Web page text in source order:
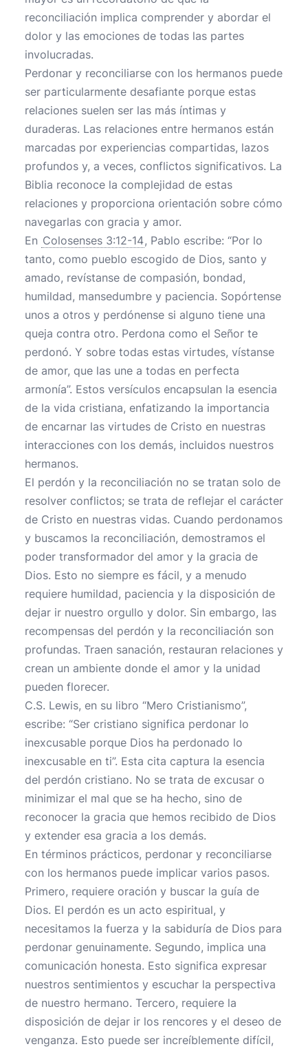
reconciliación implica comprender y abordar el
dolor y las emociones de todas las partes
involucradas.
Perdonar y reconciliarse con los hermanos puede
ser particularmente desafiante porque estas
relaciones suelen ser las más íntimas y
duraderas. Las relaciones entre hermanos están
marcadas por experiencias compartidas, lazos
profundos y, a veces, conflictos significativos. La
Biblia reconoce la complejidad de estas
relaciones y proporciona orientación sobre cómo
navegarlas con gracia y amor.
En Colosenses 3:12-14, Pablo escribe: “Por lo
tanto, como pueblo escogido de Dios, santo y
amado, revístanse de compasión, bondad,
humildad, mansedumbre y paciencia. Sopórtense
unos a otros y perdónense si alguno tiene una
queja contra otro. Perdona como el Señor te
perdonó. Y sobre todas estas virtudes, vístanse
de amor, que las une a todas en perfecta
armonía”. Estos versículos encapsulan la esencia
de la vida cristiana, enfatizando la importancia
de encarnar las virtudes de Cristo en nuestras
interacciones con los demás, incluidos nuestros
hermanos.
El perdón y la reconciliación no se tratan solo de
resolver conflictos; se trata de reflejar el carácter
de Cristo en nuestras vidas. Cuando perdonamos
y buscamos la reconciliación, demostramos el
poder transformador del amor y la gracia de
Dios. Esto no siempre es fácil, y a menudo
requiere humildad, paciencia y la disposición de
dejar ir nuestro orgullo y dolor. Sin embargo, las
recompensas del perdón y la reconciliación son
profundas. Traen sanación, restauran relaciones y
crean un ambiente donde el amor y la unidad
pueden florecer.
C.S. Lewis, en su libro “Mero Cristianismo”,
escribe: “Ser cristiano significa perdonar lo
inexcusable porque Dios ha perdonado lo
inexcusable en ti”. Esta cita captura la esencia
del perdón cristiano. No se trata de excusar o
minimizar el mal que se ha hecho, sino de
reconocer la gracia que hemos recibido de Dios
y extender esa gracia a los demás.
En términos prácticos, perdonar y reconciliarse
con los hermanos puede implicar varios pasos.
Primero, requiere oración y buscar la guía de
Dios. El perdón es un acto espiritual, y
necesitamos la fuerza y la sabiduría de Dios para
perdonar genuinamente. Segundo, implica una
comunicación honesta. Esto significa expresar
nuestros sentimientos y escuchar la perspectiva
de nuestro hermano. Tercero, requiere la
disposición de dejar ir los rencores y el deseo de
venganza. Esto puede ser increíblemente difícil,